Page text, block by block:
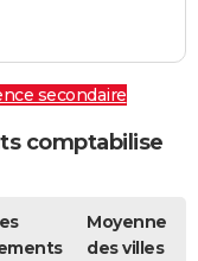
secondaire
comptabilise
Moyenne
des villes